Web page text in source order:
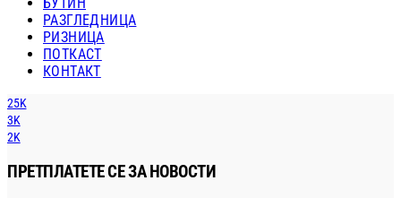
РАЗГЛЕДНИЦА
РИЗНИЦА
ПОТКАСТ
КОНТАКТ
25K
3K
2K
ПРЕТПЛАТЕТЕ СЕ ЗА НОВОСТИ